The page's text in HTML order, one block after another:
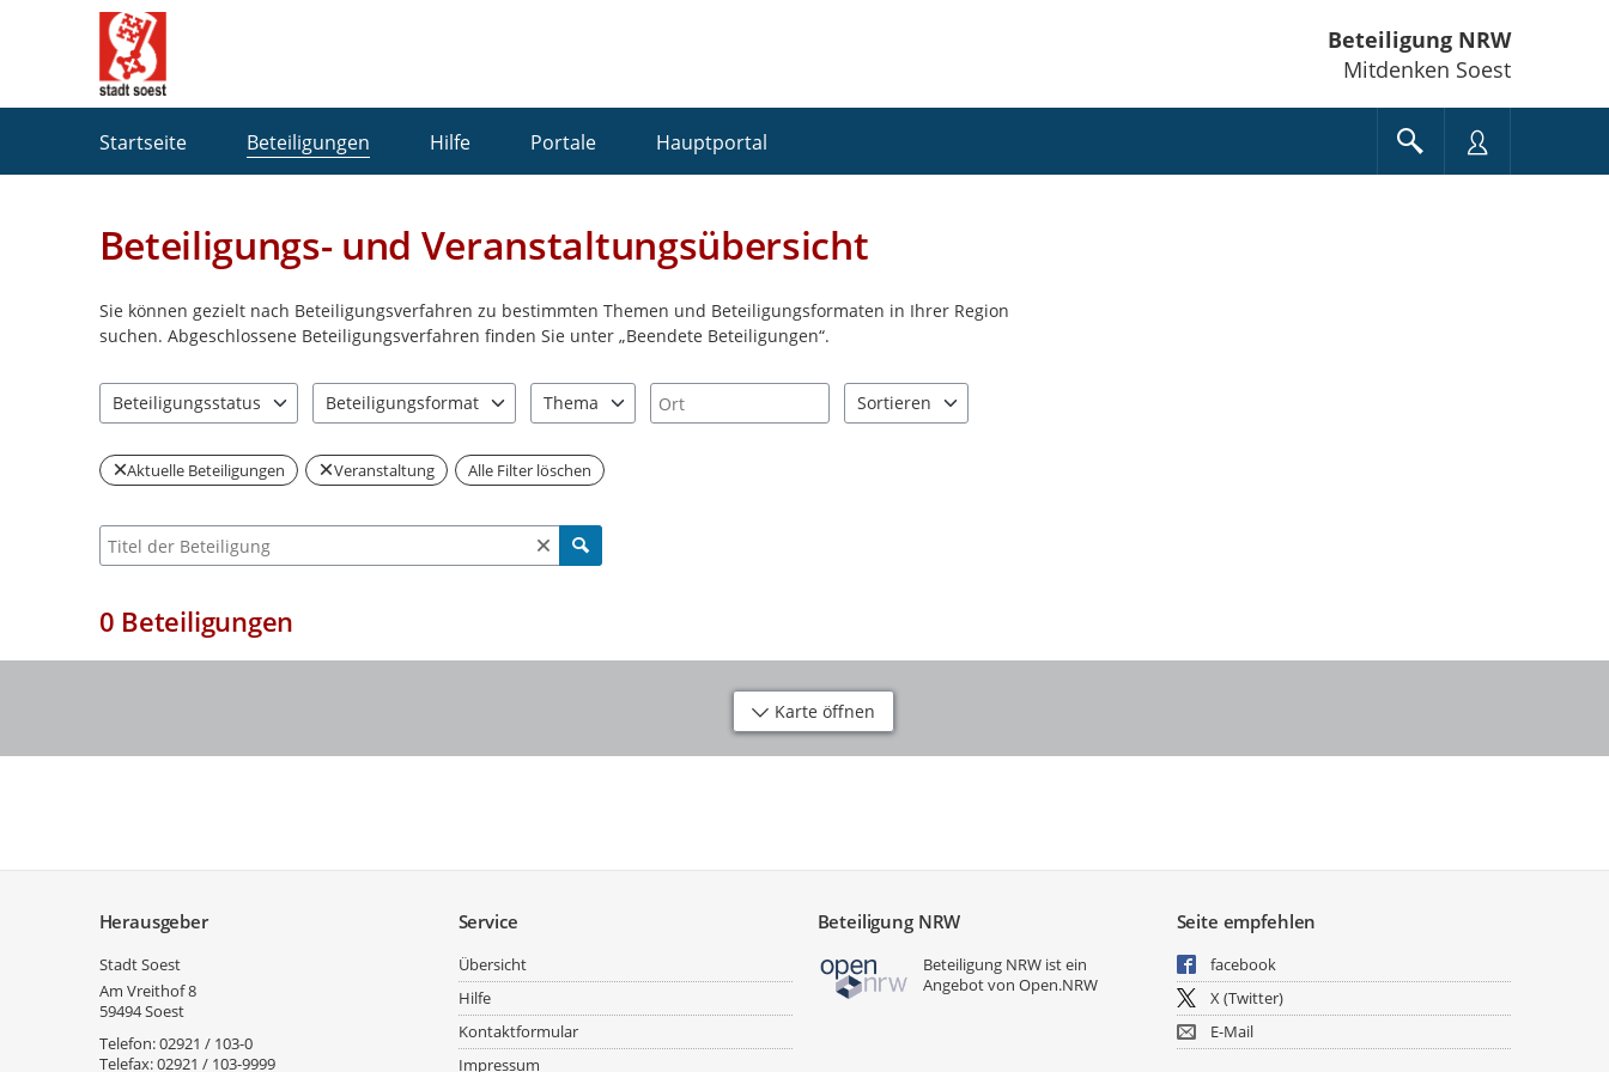
Beteiligung NRW
Mitdenken Soest
Startseite Beteiligungen Hilfe Portale Hauptportal
Beteiligungs- und Veranstaltungsübersicht
Sie können gezielt nach Beteiligungsverfahren zu bestimmten Themen und Beteiligungsformaten in Ihrer Region
suchen. Abgeschlossene Beteiligungsverfahren finden Sie unter „Beendete Beteiligungen“.
Beteiligungsstatus
Beteiligungsformat
Thema
Ort
Sortieren
Aktuelle Beteiligungen Veranstaltung Alle Filter löschen
Suche nach Beteiligung
0 Beteiligungen
Karte öffnen
Herausgeber
Stadt Soest
Am Vreithof 8
59494Soest
Telefon:02921 / 103-0
Telefax:02921 / 103-9999
Service
Übersicht
Hilfe
Kontaktformular
Impressum
Beteiligung NRW
Beteiligung NRW ist ein
Angebot vonOpen.NRW
Seite empfehlen
facebook
X (Twitter)
E-Mail